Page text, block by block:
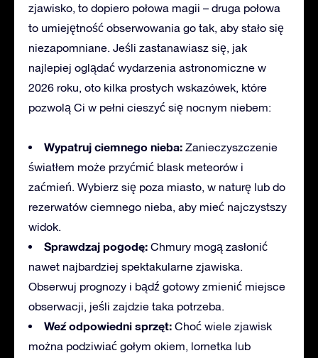
zjawisko, to dopiero połowa magii – druga połowa
to umiejętność obserwowania go tak, aby stało się
niezapomniane. Jeśli zastanawiasz się, jak
najlepiej oglądać wydarzenia astronomiczne w
2026 roku, oto kilka prostych wskazówek, które
pozwolą Ci w pełni cieszyć się nocnym niebem:
Wypatruj ciemnego nieba: Zanieczyszczenie
światłem może przyćmić blask meteorów i
zaćmień. Wybierz się poza miasto, w naturę lub do
rezerwatów ciemnego nieba, aby mieć najczystszy
widok.
Sprawdzaj pogodę: Chmury mogą zasłonić
nawet najbardziej spektakularne zjawiska.
Obserwuj prognozy i bądź gotowy zmienić miejsce
obserwacji, jeśli zajdzie taka potrzeba.
Weź odpowiedni sprzęt: Choć wiele zjawisk
można podziwiać gołym okiem, lornetka lub